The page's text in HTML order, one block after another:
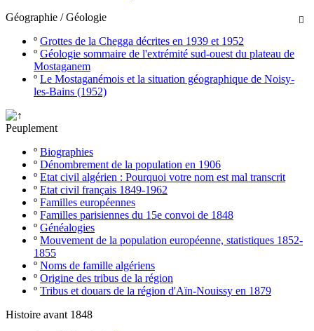

Géographie / Géologie
º Grottes de la Chegga décrites en 1939 et 1952
º Géologie sommaire de l'extrémité sud-ouest du plateau de
Mostaganem
º Le Mostaganémois et la situation géographique de Noisy-
les-Bains (1952)
Peuplement
º Biographies
º Dénombrement de la population en 1906
º Etat civil algérien : Pourquoi votre nom est mal transcrit
º Etat civil français 1849-1962
º Familles européennes
º Familles parisiennes du 15e convoi de 1848
º Généalogies
º Mouvement de la population européenne, statistiques 1852-
1855
º Noms de famille algériens
º Origine des tribus de la région
º Tribus et douars de la région d'Aïn-Nouissy en 1879
Histoire avant 1848